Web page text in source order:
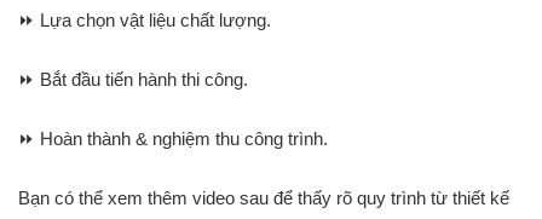
⏩ Lựa chọn vật liệu chất lượng.
⏩ Bắt đầu tiến hành thi công.
⏩ Hoàn thành & nghiệm thu công trình.
Bạn có thể xem thêm video sau để thấy rõ quy trình từ thiết kế